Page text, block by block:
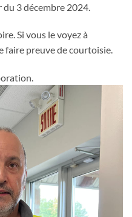
3 décembre 2024.
Si vous le voyez à
faire preuve de courtoisie.